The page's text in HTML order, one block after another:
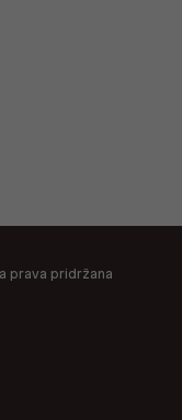
prava pridržana